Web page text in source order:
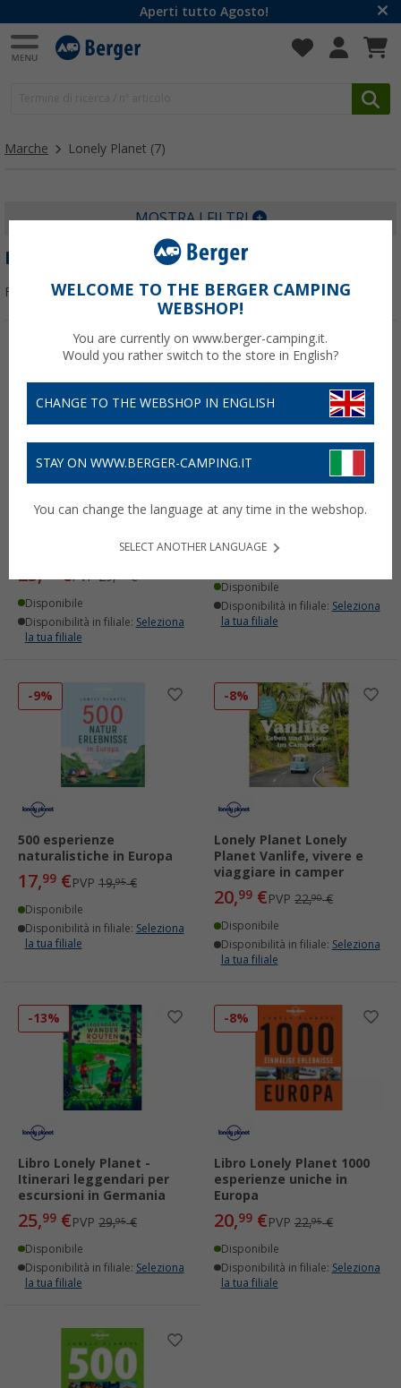
Aperti tutto Agosto!
Marche Lonely Planet (7)
MOSTRA I FILTRI
LONELY PLANET
Filtrare per:
Lonely Planet Legendary
Cycling Tours in Europe I
del continente Libro
25, €PVP29, €
Disponibile
Disponibilità in filiale: Seleziona
la tua filiale
Libro Lonely Planet
Itinerari leggendari a
Disponibile
Disponibilità in filiale: Seleziona
la tua filiale
-9%
500 esperienze
naturalistiche in Europa
17,99 €PVP 19,95€
Disponibile
Disponibilità in filiale: Seleziona
la tua filiale
-8%
Lonely Planet Lonely
Planet Vanlife, vivere e
viaggiare in camper
20,99 €PVP 22,90€
Disponibile
Disponibilità in filiale: Seleziona
la tua filiale
-13%
Libro Lonely Planet -
Itinerari leggendari per
escursioni in Germania
25,99 €PVP 29,95€
Disponibile
Disponibilità in filiale: Seleziona
la tua filiale
-8%
Libro Lonely Planet 1000
esperienze uniche in
Europa
20,99 €PVP 22,95€
Disponibile
Disponibilità in filiale: Seleziona
la tua filiale
WELCOME TO THE BERGER CAMPING
WEBSHOP!
You are currently on www.berger-camping.it.
Would you rather switch to the store in English?
CHANGE TO THE WEBSHOP IN ENGLISH
STAY ON WWW.BERGER-CAMPING.IT
You can change the language at any time in the webshop.
SELECT ANOTHER LANGUAGE